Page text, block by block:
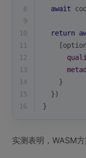
8
await
9
10
return
11
12
13
14
    }
15
  })
16
}
实测表明，WASM